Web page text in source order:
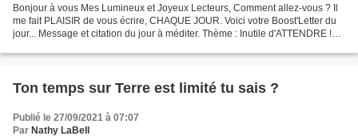
Bonjour à vous Mes Lumineux et Joyeux Lecteurs, Comment allez-vous ? Il
me fait PLAISIR de vous écrire, CHAQUE JOUR. Voici votre Boost'Letter du
jour... Message et citation du jour à méditer. Thème : Inutile d'ATTENDRE !
Ton temps sur Terre est limité tu sais ?
Publié le 27/09/2021 à 07:07
Par Nathy LaBell